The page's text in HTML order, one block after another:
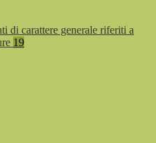
di carattere generale riferiti a
19